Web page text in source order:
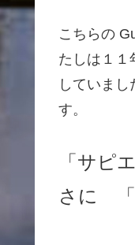
こちらの
たしは１１
していまし
す。
「サピ
さに 「